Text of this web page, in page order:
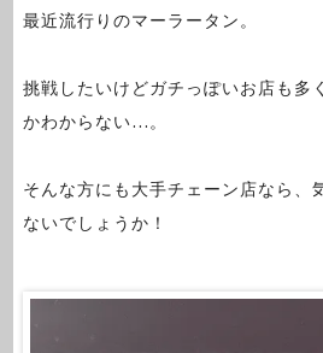
最近流行りのマーラータン。
挑戦したいけどガチっぽいお店も多
かわからない…。
そんな方にも大手チェーン店なら、
ないでしょうか！